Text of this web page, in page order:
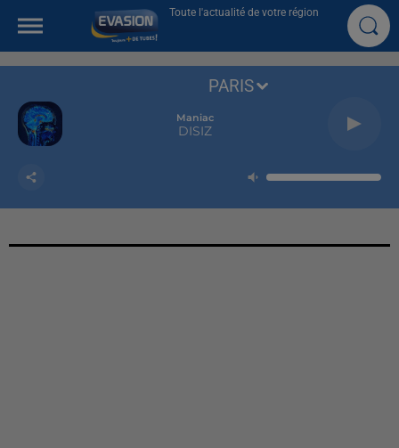
Toute l'actualité de votre région
Maniac
DISIZ
PARIS